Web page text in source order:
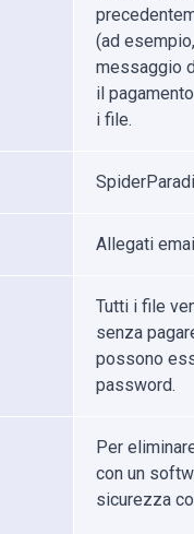
(ad
messaggio
il
i file.
Allegati
Tutti i file
senza
possono
password.
Per
con un
sicurezza